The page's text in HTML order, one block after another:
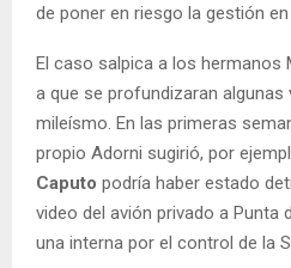
de poner en riesgo la gestión
El caso salpica a los hermanos
a que se profundizaran
mileísmo. En las primeras
propio Adorni sugirió, por
Caputo podría haber estado
video del avión privado a Punta
una interna por el control de la